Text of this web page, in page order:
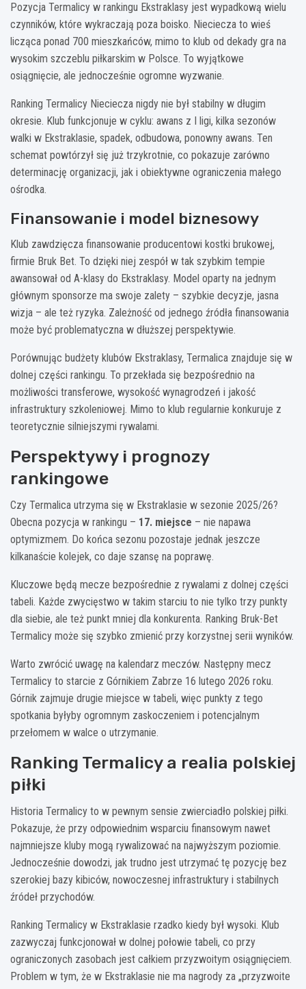
Pozycja Termalicy w rankingu Ekstraklasy jest wypadkową wielu
czynników, które wykraczają poza boisko. Nieciecza to wieś
licząca ponad 700 mieszkańców, mimo to klub od dekady gra na
wysokim szczeblu piłkarskim w Polsce. To wyjątkowe
osiągnięcie, ale jednocześnie ogromne wyzwanie.
Ranking Termalicy Nieciecza nigdy nie był stabilny w długim
okresie. Klub funkcjonuje w cyklu: awans z I ligi, kilka sezonów
walki w Ekstraklasie, spadek, odbudowa, ponowny awans. Ten
schemat powtórzył się już trzykrotnie, co pokazuje zarówno
determinację organizacji, jak i obiektywne ograniczenia małego
ośrodka.
Finansowanie i model biznesowy
Klub zawdzięcza finansowanie producentowi kostki brukowej,
firmie Bruk Bet. To dzięki niej zespół w tak szybkim tempie
awansował od A-klasy do Ekstraklasy. Model oparty na jednym
głównym sponsorze ma swoje zalety – szybkie decyzje, jasna
wizja – ale też ryzyka. Zależność od jednego źródła finansowania
może być problematyczna w dłuższej perspektywie.
Porównując budżety klubów Ekstraklasy, Termalica znajduje się w
dolnej części rankingu. To przekłada się bezpośrednio na
możliwości transferowe, wysokość wynagrodzeń i jakość
infrastruktury szkoleniowej. Mimo to klub regularnie konkuruje z
teoretycznie silniejszymi rywalami.
Perspektywy i prognozy
rankingowe
Czy Termalica utrzyma się w Ekstraklasie w sezonie 2025/26?
Obecna pozycja w rankingu – 17. miejsce – nie napawa
optymizmem. Do końca sezonu pozostaje jednak jeszcze
kilkanaście kolejek, co daje szansę na poprawę.
Kluczowe będą mecze bezpośrednie z rywalami z dolnej części
tabeli. Każde zwycięstwo w takim starciu to nie tylko trzy punkty
dla siebie, ale też punkt mniej dla konkurenta. Ranking Bruk-Bet
Termalicy może się szybko zmienić przy korzystnej serii wyników.
Warto zwrócić uwagę na kalendarz meczów. Następny mecz
Termalicy to starcie z Górnikiem Zabrze 16 lutego 2026 roku.
Górnik zajmuje drugie miejsce w tabeli, więc punkty z tego
spotkania byłyby ogromnym zaskoczeniem i potencjalnym
przełomem w walce o utrzymanie.
Ranking Termalicy a realia polskiej
piłki
Historia Termalicy to w pewnym sensie zwierciadło polskiej piłki.
Pokazuje, że przy odpowiednim wsparciu finansowym nawet
najmniejsze kluby mogą rywalizować na najwyższym poziomie.
Jednocześnie dowodzi, jak trudno jest utrzymać tę pozycję bez
szerokiej bazy kibiców, nowoczesnej infrastruktury i stabilnych
źródeł przychodów.
Ranking Termalicy w Ekstraklasie rzadko kiedy był wysoki. Klub
zazwyczaj funkcjonował w dolnej połowie tabeli, co przy
ograniczonych zasobach jest całkiem przyzwoitym osiągnięciem.
Problem w tym, że w Ekstraklasie nie ma nagrody za „przyzwoite